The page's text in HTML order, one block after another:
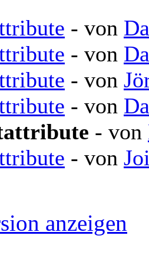
- von
- von
- von
- von
- von
- von
anzeigen